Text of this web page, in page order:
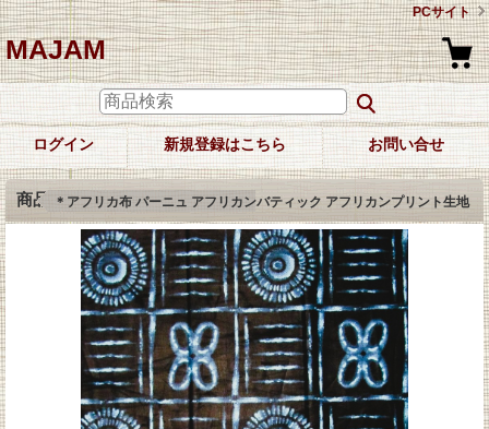
PCサイト
MAJAM
ログイン 新規登録はこちら お問い合せ
商品詳細＊アフリカ布 パーニュ アフリカンバティック アフリカンプリント生地